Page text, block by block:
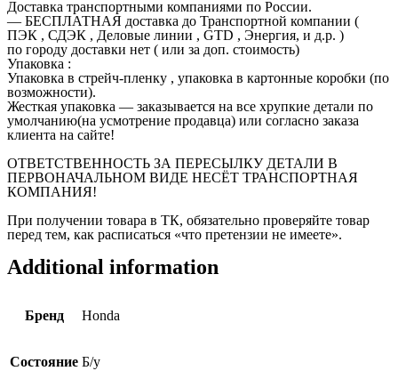
Доставка транспортными компаниями по России.
— БЕСПЛАТНАЯ доставка до Транспортной компании (
ПЭК , СДЭК , Деловые линии , GTD , Энергия, и д.р. )
по городу доставки нет ( или за доп. стоимость)
Упаковка :
Упаковка в стрейч-пленку , упаковка в картонные коробки (по
возможности).
Жесткая упаковка — заказывается на все хрупкие детали по
умолчанию(на усмотрение продавца) или согласно заказа
клиента на сайте!
ОТВЕТСТВЕННОСТЬ ЗА ПЕРЕСЫЛКУ ДЕТАЛИ В
ПЕРВОНАЧАЛЬНОМ ВИДЕ НЕСЁТ ТРАНСПОРТНАЯ
КОМПАНИЯ!
При получении товара в ТК, обязательно проверяйте товар
перед тем, как расписаться «что претензии не имеете».
Additional information
Бренд Honda
Состояние Б/у